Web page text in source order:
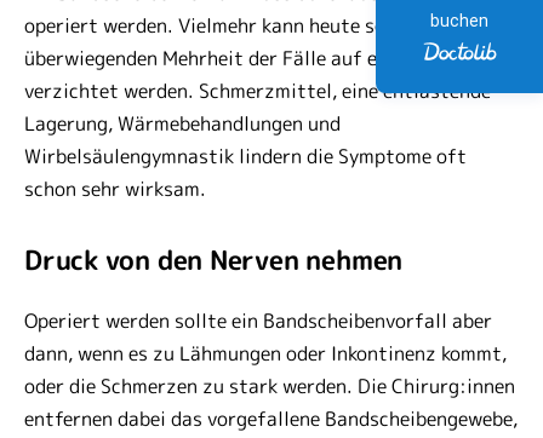
operiert werden. Vielmehr kann heute sogar in der
überwiegenden Mehrheit der Fälle auf eine Operation
verzichtet werden. Schmerzmittel, eine entlastende
Lagerung, Wärmebehandlungen und
Wirbelsäulengymnastik lindern die Symptome oft
schon sehr wirksam.
Druck von den Nerven nehmen
Operiert werden sollte ein Bandscheibenvorfall aber
dann, wenn es zu Lähmungen oder Inkontinenz kommt,
oder die Schmerzen zu stark werden. Die Chirurg:innen
entfernen dabei das vorgefallene Bandscheibengewebe,
buchen